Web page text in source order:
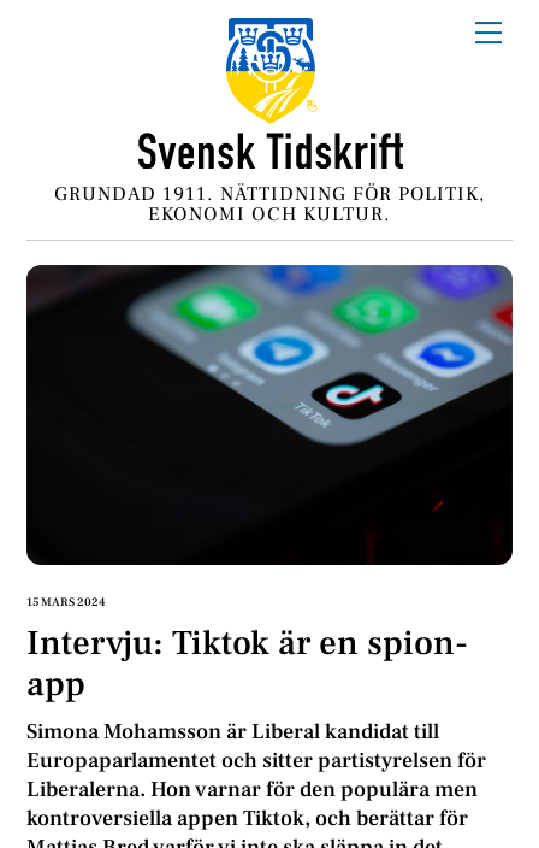
GRUNDAD 1911. NÄTTIDNING FÖR POLITIK,
EKONOMI OCH KULTUR.
15 MARS 2024
Intervju: Tiktok är en spion-
app
Simona Mohamsson är Liberal kandidat till
Europaparlamentet och sitter partistyrelsen för
Liberalerna. Hon varnar för den populära men
kontroversiella appen Tiktok, och berättar för